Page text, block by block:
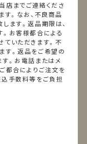
店までご連絡くださ
す。なお、不良商品
ます。返品期限は、
お客様都合による
いただきます。不
す。返品をご希望の
。お電話またはメ
都合によりご注文を
込手数料等をご負担